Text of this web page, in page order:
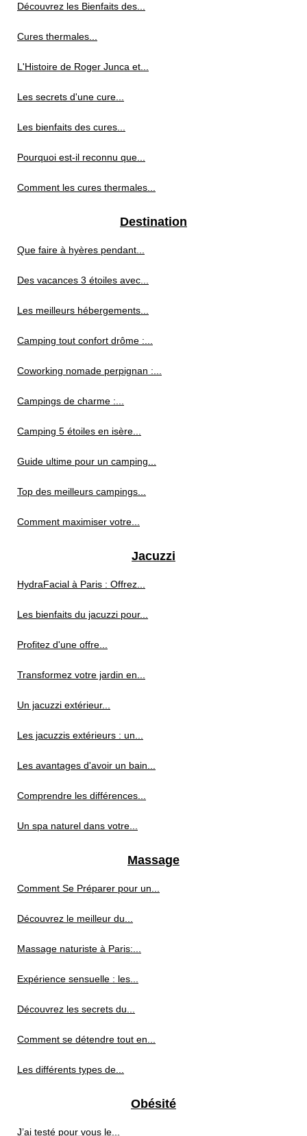
Découvrez les Bienfaits des...
Cures thermales...
L'Histoire de Roger Junca et...
Les secrets d'une cure...
Les bienfaits des cures...
Pourquoi est-il reconnu que...
Comment les cures thermales...
Destination
Que faire à hyères pendant...
Des vacances 3 étoiles avec...
Les meilleurs hébergements...
Camping tout confort drôme :...
Coworking nomade perpignan :...
Campings de charme :...
Camping 5 étoiles en isère...
Guide ultime pour un camping...
Top des meilleurs campings...
Comment maximiser votre...
Jacuzzi
HydraFacial à Paris : Offrez...
Les bienfaits du jacuzzi pour...
Profitez d'une offre...
Transformez votre jardin en...
Un jacuzzi extérieur...
Les jacuzzis extérieurs : un...
Les avantages d'avoir un bain...
Comprendre les différences...
Un spa naturel dans votre...
Massage
Comment Se Préparer pour un...
Découvrez le meilleur du...
Massage naturiste à Paris:...
Expérience sensuelle : les...
Découvrez les secrets du...
Comment se détendre tout en...
Les différents types de...
Obésité
J’ai testé pour vous le...